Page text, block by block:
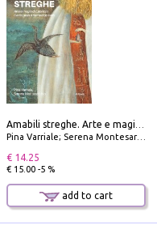
Amabili streghe. Arte e magie di Leonora Carrington e Remedios Varo
Pina Varriale; Serena Montesarchio
€ 14.25
€ 15.00 -5 %
add to cart